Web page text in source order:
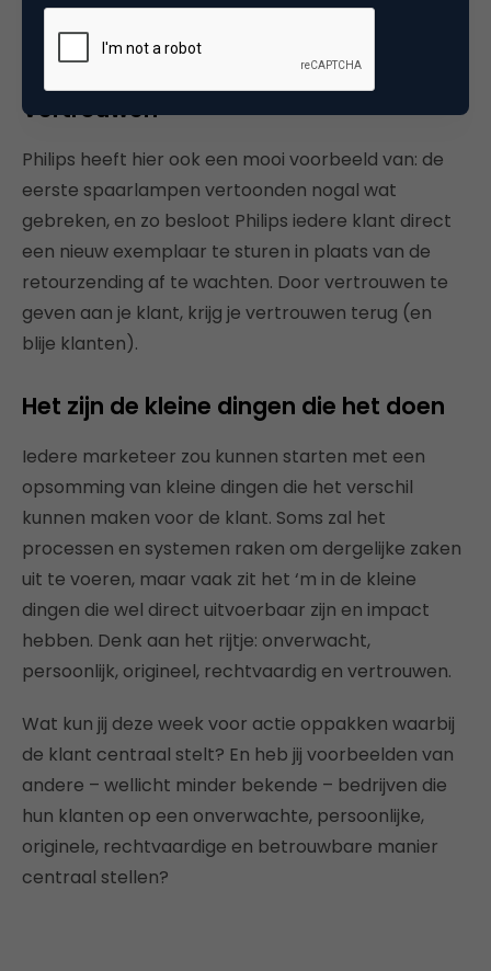
voelt en stuurt me zonder pardon, zonder
doorvragen, een nieuwe iPod op.
Vertrouwen
Philips heeft hier ook een mooi voorbeeld van: de
eerste spaarlampen vertoonden nogal wat
gebreken, en zo besloot Philips iedere klant direct
een nieuw exemplaar te sturen in plaats van de
retourzending af te wachten. Door vertrouwen te
geven aan je klant, krijg je vertrouwen terug (en
blije klanten).
Het zijn de kleine dingen die het doen
Iedere marketeer zou kunnen starten met een
opsomming van kleine dingen die het verschil
kunnen maken voor de klant. Soms zal het
processen en systemen raken om dergelijke zaken
uit te voeren, maar vaak zit het ‘m in de kleine
dingen die wel direct uitvoerbaar zijn en impact
hebben. Denk aan het rijtje: onverwacht,
persoonlijk, origineel, rechtvaardig en vertrouwen.
Wat kun jij deze week voor actie oppakken waarbij
de klant centraal stelt? En heb jij voorbeelden van
andere – wellicht minder bekende – bedrijven die
hun klanten op een onverwachte, persoonlijke,
originele, rechtvaardige en betrouwbare manier
centraal stellen?